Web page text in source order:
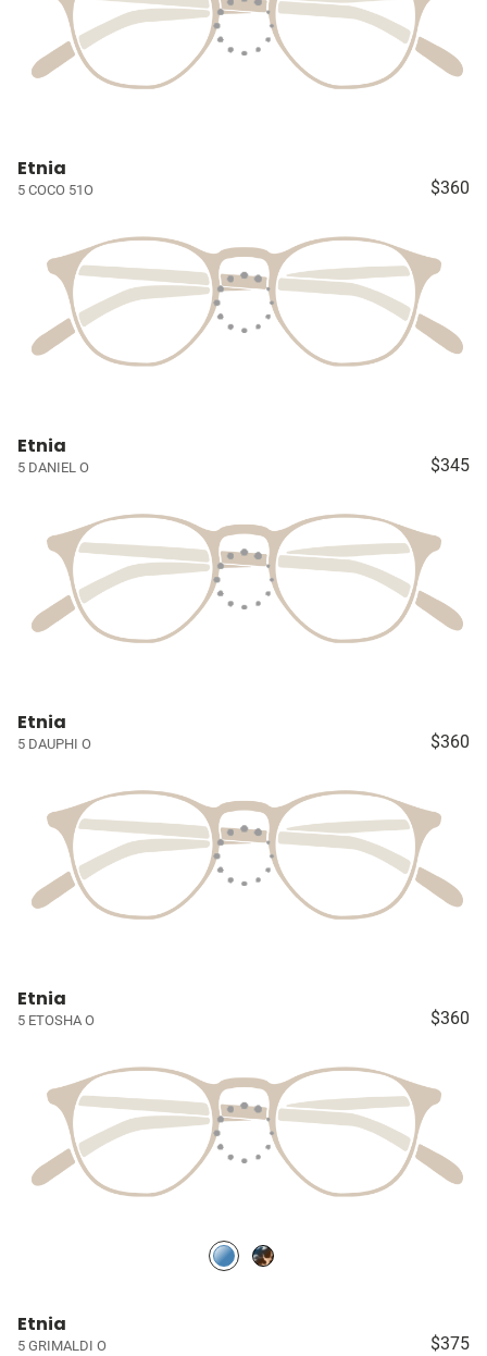
Etnia
5 COCO 51O $360
Etnia
5 DANIEL O $345
Etnia
5 DAUPHI O $360
Etnia
5 ETOSHA O $360
Etnia
5 GRIMALDI O $375